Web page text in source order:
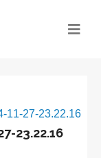
11-27-23.22.16
23.22.16